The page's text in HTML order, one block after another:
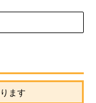
ます